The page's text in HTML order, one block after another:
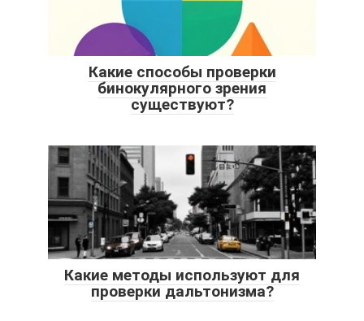
Какие способы проверки
бинокулярного зрения
существуют?
Какие методы используют для
проверки дальтонизма?